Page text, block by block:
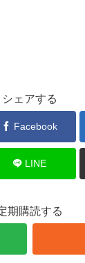
シェアする
Facebook
LINE
期購読する